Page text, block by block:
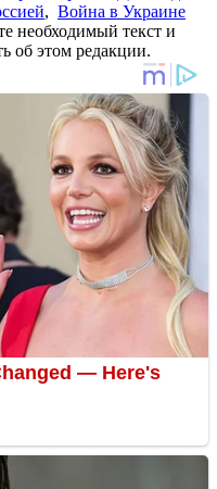
, Война в Украине
необходимый текст и
об этом редакции.